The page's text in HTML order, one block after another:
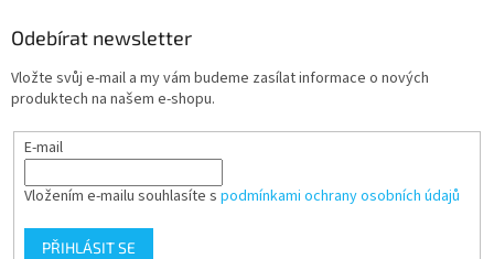
Odebírat newsletter
Vložte svůj e-mail a my vám budeme zasílat informace o nových
produktech na našem e-shopu.
E-mail
Vložením e-mailu souhlasíte s podmínkami ochrany osobních údajů
PŘIHLÁSIT SE